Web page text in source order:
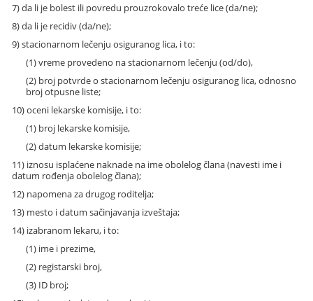
7) da li je bolest ili povredu prouzrokovalo treće lice (da/ne);
8) da li je recidiv (da/ne);
9) stacionarnom lečenju osiguranog lica, i to:
(1) vreme provedeno na stacionarnom lečenju (od/do),
(2) broj potvrde o stacionarnom lečenju osiguranog lica, odnosno
broj otpusne liste;
10) oceni lekarske komisije, i to:
(1) broj lekarske komisije,
(2) datum lekarske komisije;
11) iznosu isplaćene naknade na ime obolelog člana (navesti ime i
datum rođenja obolelog člana);
12) napomena za drugog roditelja;
13) mesto i datum sačinjavanja izveštaja;
14) izabranom lekaru, i to:
(1) ime i prezime,
(2) registarski broj,
(3) ID broj;